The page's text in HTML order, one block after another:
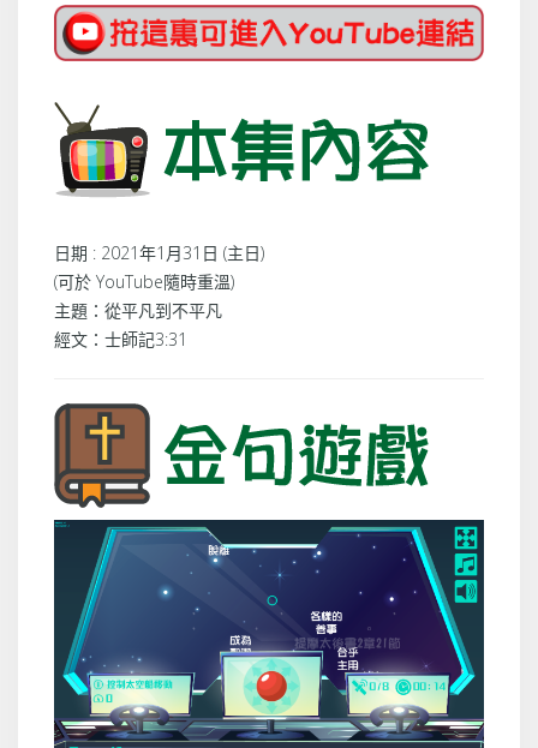
日期 : 2021年1月31日 (主日)
(可於 YouTube隨時重溫)
主題：從平凡到不平凡
經文：士師記3:31